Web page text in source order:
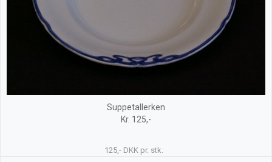
Suppetallerken
Kr. 125,-
125,- DKK pr. stk.